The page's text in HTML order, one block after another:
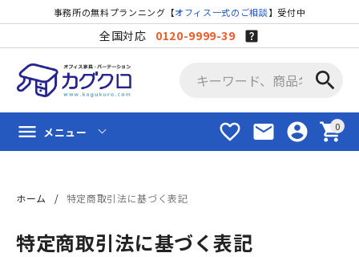
事務所の無料プランニング【オフィス一式のご相談】受付中
全国対応 0120-9999-39
search
favorite_border mail account_circle shopping_cart
menu メニュー
ホーム 特定商取引法に基づく表記
特定商取引法に基づく表記